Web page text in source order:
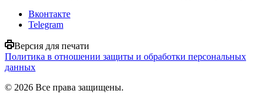
Вконтакте
Telegram
Версия для печати
Политика в отношении защиты и обработки персональных
данных
© 2026 Все права защищены.